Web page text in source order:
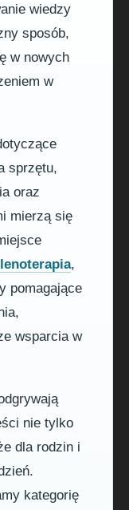
wiedzy
sposób,
w nowych
w
sprzętu,
oraz
mierzą się
,
pomagające
wsparcia w
nie tylko
dla rodzin i
kategorię